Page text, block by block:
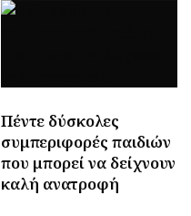
Πέντε δύσκολες
συμπεριφορές παιδιών
που μπορεί να δείχνουν
καλή ανατροφή